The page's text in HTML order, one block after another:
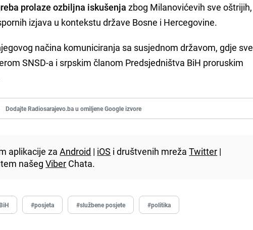
prolaze ozbiljna iskušenja zbog Milanovićevih sve oštrijih,
izjava u kontekstu države Bosne i Hercegovine.
načina komuniciranja sa susjednom državom, gdje sve
SNSD-a i srpskim članom Predsjedništva BiH proruskim
Dodajte Radiosarajevo.ba u omiljene Google izvore
aplikacije zaAndroid | iOS i društvenih mrežaTwitter |
našegViber Chata.
#posjeta #službene posjete #politika